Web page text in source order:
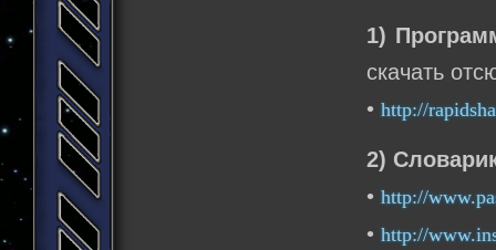
1)
скачать
•http://
2)
•http://
•http://